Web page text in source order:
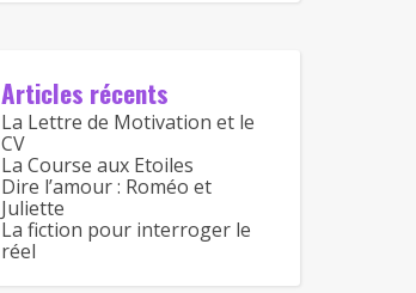
Articles récents
La Lettre de Motivation et le
CV
La Course aux Etoiles
Dire l’amour : Roméo et
Juliette
La fiction pour interroger le
réel